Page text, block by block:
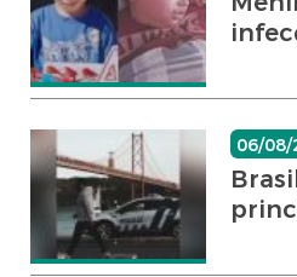
06/08/